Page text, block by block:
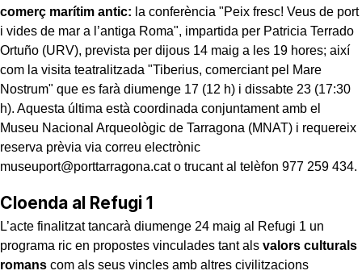
comerç marítim antic: la conferència "Peix fresc! Veus de port
i vides de mar a l’antiga Roma", impartida per Patricia Terrado
Ortuño (URV), prevista per dijous 14 maig a les 19 hores; així
com la visita teatralitzada "Tiberius, comerciant pel Mare
Nostrum" que es farà diumenge 17 (12 h) i dissabte 23 (17:30
h). Aquesta última està coordinada conjuntament amb el
Museu Nacional Arqueològic de Tarragona (MNAT) i requereix
reserva prèvia via correu electrònic
museuport@porttarragona.cat o trucant al telèfon 977 259 434.
Cloenda al Refugi 1
L’acte finalitzat tancarà diumenge 24 maig al Refugi 1 un
programa ric en propostes vinculades tant als valors culturals
romans com als seus vincles amb altres civilitzacions